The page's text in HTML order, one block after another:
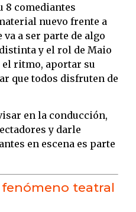
8 comediantes
nuevo frente a
va a ser parte de algo
y el rol de Maio
el ritmo, aportar su
que todos disfruten de
en la conducción,
y darle
en escena es parte
fenómeno teatral